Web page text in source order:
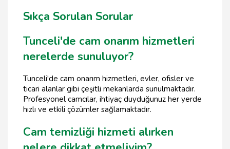
Sıkça Sorulan Sorular
Tunceli'de cam onarım hizmetleri
nerelerde sunuluyor?
Tunceli'de cam onarım hizmetleri, evler, ofisler ve
ticari alanlar gibi çeşitli mekanlarda sunulmaktadır.
Profesyonel camcılar, ihtiyaç duyduğunuz her yerde
hızlı ve etkili çözümler sağlamaktadır.
Cam temizliği hizmeti alırken